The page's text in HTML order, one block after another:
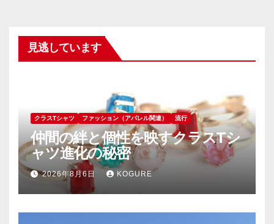
見逃しています
クラスTシャツ ファッション（アパレル関連） 流行
仲間の絆と個性を映すクラスTシ
ャツ進化の秘密
2026年8月6日 KOGURE